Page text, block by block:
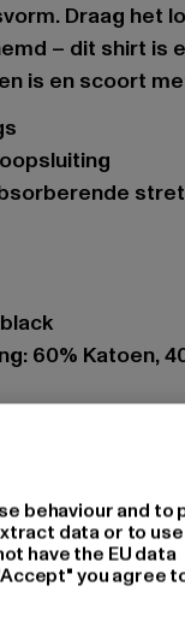
Draag het
– dit shirt is
is en scoort
60% Katoen,
GmbH &
an der
behaviour and to
data or to
have the EU data
you agree